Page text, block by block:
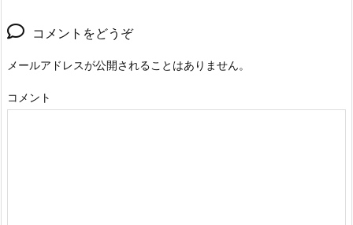
コメントをどうぞ
メールアドレスが公開されることはありません。
コメント